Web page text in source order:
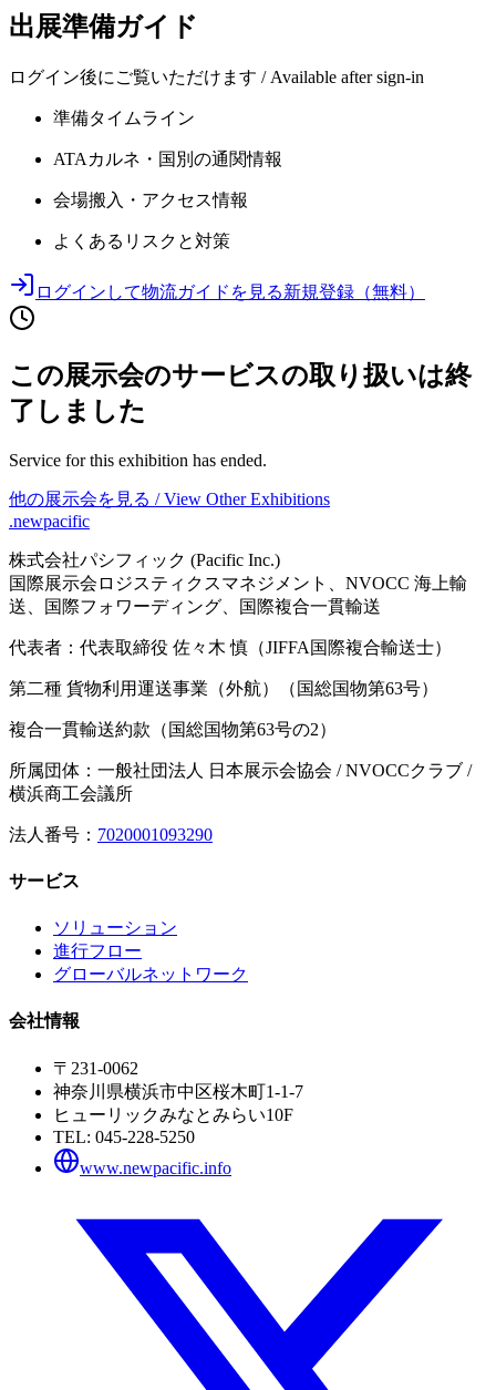
出展準備ガイド
ログイン後にご覧いただけます / Available after sign-in
準備タイムライン
ATAカルネ・国別の通関情報
会場搬入・アクセス情報
よくあるリスクと対策
ログインして物流ガイドを見る新規登録（無料）
この展示会のサービスの取り扱いは終
了しました
Service for this exhibition has ended.
他の展示会を見る / View Other Exhibitions
.newpacific
株式会社パシフィック (Pacific Inc.)
国際展示会ロジスティクスマネジメント、NVOCC 海上輸
送、国際フォワーディング、国際複合一貫輸送
代表者：代表取締役 佐々木 慎（JIFFA国際複合輸送士）
第二種 貨物利用運送事業（外航）（国総国物第63号）
複合一貫輸送約款（国総国物第63号の2）
所属団体：一般社団法人 日本展示会協会 / NVOCCクラブ /
横浜商工会議所
法人番号： 7020001093290
サービス
ソリューション
進行フロー
グローバルネットワーク
会社情報
〒231-0062
神奈川県横浜市中区桜木町1-1-7
ヒューリックみなとみらい10F
TEL: 045-228-5250
www.newpacific.info